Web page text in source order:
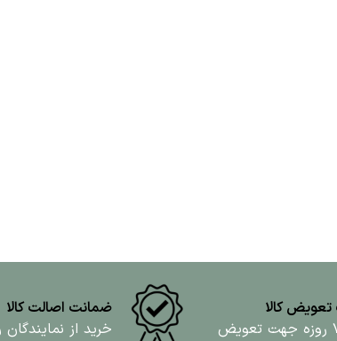
کالا
ضمانت اصالت کالا
خرید از